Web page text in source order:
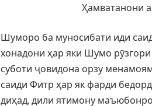
Ҳамватанони
Шуморо ба муносибати иди
хонадони ҳар яки Шумо
суботи ҷовидона орзу
саиди Фитр ҳар як фарди
диҳад, дили ятимону